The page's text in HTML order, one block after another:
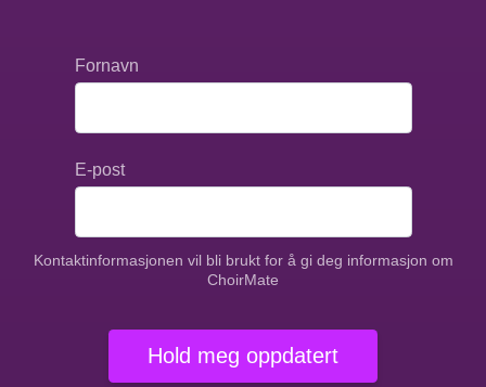
Fornavn
E-post
Kontaktinformasjonen vil bli brukt for å gi deg informasjon om
ChoirMate
Hold meg oppdatert